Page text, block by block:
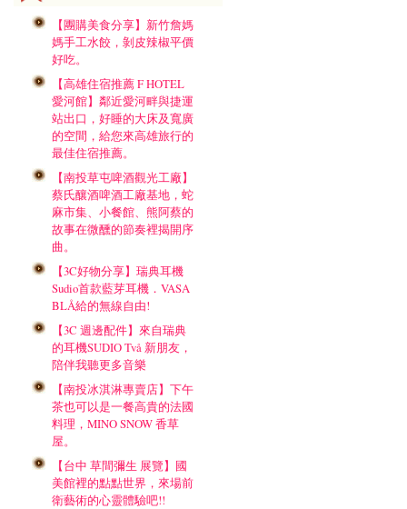
【團購美食分享】新竹詹媽
媽手工水餃，剝皮辣椒平價
好吃。
【高雄住宿推薦 F HOTEL
愛河館】鄰近愛河畔與捷運
站出口，好睡的大床及寬廣
的空間，給您來高雄旅行的
最佳住宿推薦。
【南投草屯啤酒觀光工廠】
蔡氏釀酒啤酒工廠基地，蛇
麻市集、小餐館、熊阿蔡的
故事在微醺的節奏裡揭開序
曲。
【3C好物分享】瑞典耳機
Sudio首款藍芽耳機．VASA
BLÅ給的無線自由!
【3C 週邊配件】來自瑞典
的耳機SUDIO Två 新朋友，
陪伴我聽更多音樂
【南投冰淇淋專賣店】下午
茶也可以是一餐高貴的法國
料理，MINO SNOW 香草
屋。
【台中 草間彌生 展覽】國
美館裡的點點世界，來場前
衛藝術的心靈體驗吧!!